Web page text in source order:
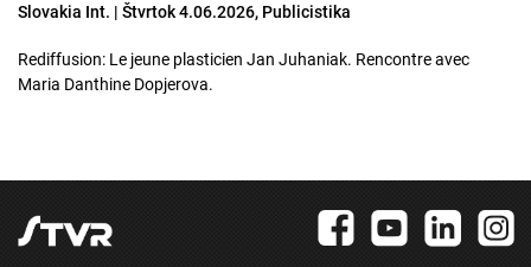
Slovakia Int. | Štvrtok 4.06.2026, Publicistika
Rediffusion: Le jeune plasticien Jan Juhaniak. Rencontre avec
Maria Danthine Dopjerova.